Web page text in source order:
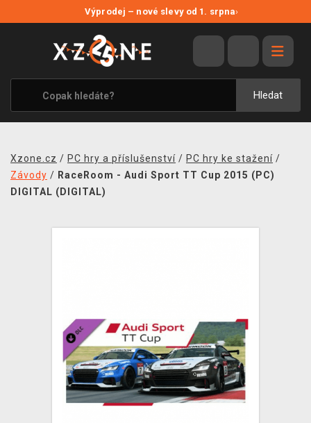
Výprodej – nové slevy od 1. srpna›
Hledat
VÝPRODEJ
VIDEOHRY
XZONE ORIGINALS
TÉMATIKY
MERCHANDISE
DOPRAVA
XZONE KLUB
TCG & BOARDGAME HUB
Xzone.cz / PC hry a příslušenství / PC hry ke stažení /
Závody / RaceRoom - Audi Sport TT Cup 2015 (PC)
DIGITAL (DIGITAL)